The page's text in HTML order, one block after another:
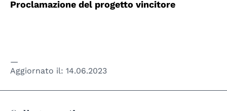
Proclamazione del progetto vincitore
Aggiornato il: 14.06.2023